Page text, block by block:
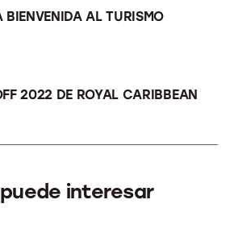
AL TURISMO
2022 DE ROYAL CARIBBEAN
interesar